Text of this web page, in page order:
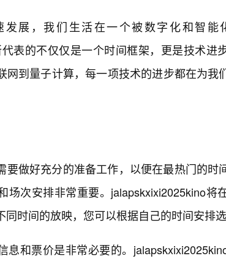
展，我们生活在一个被数字化和智能
表的不仅仅是一个时间框架，更是技术进
网到量子计算，每一项技术的进步都在为我
要做好充分的准备工作，以便在最热门的时
场次安排非常重要。jalapskxixi2025kino将
时间的放映，您可以根据自己的时间安排选
息和票价是非常必要的。